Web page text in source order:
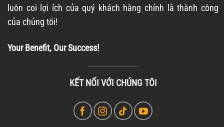
luôn coi lợi ích của quý khách hàng chính là thành công
của chúng tôi!
Your Benefit, Our Success!
KẾT NỐI VỚI CHÚNG TÔI